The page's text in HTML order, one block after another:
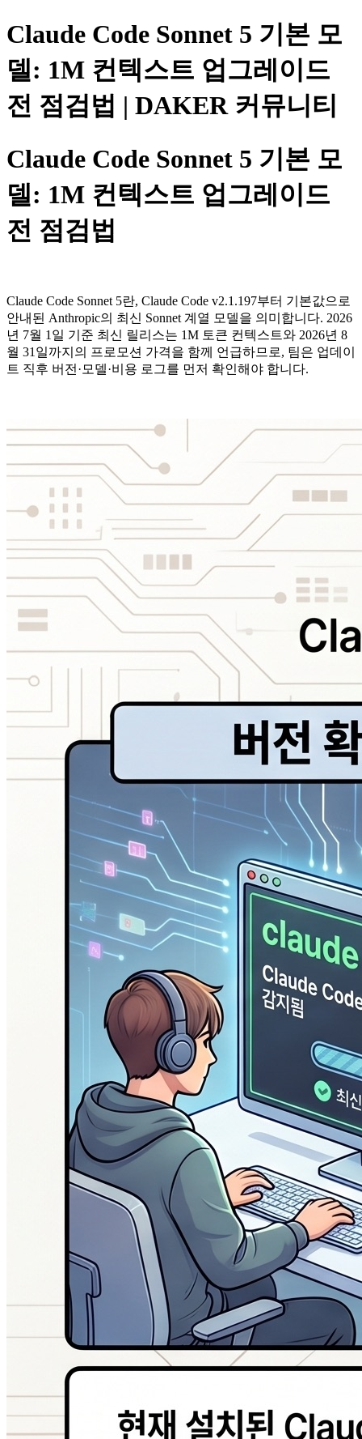
Claude Code Sonnet 5 기본 모
델: 1M 컨텍스트 업그레이드
전 점검법 | DAKER 커뮤니티
Claude Code Sonnet 5 기본 모
델: 1M 컨텍스트 업그레이드
전 점검법
Claude Code Sonnet 5란, Claude Code v2.1.197부터 기본값으로
안내된 Anthropic의 최신 Sonnet 계열 모델을 의미합니다. 2026
년 7월 1일 기준 최신 릴리스는 1M 토큰 컨텍스트와 2026년 8
월 31일까지의 프로모션 가격을 함께 언급하므로, 팀은 업데이
트 직후 버전·모델·비용 로그를 먼저 확인해야 합니다.